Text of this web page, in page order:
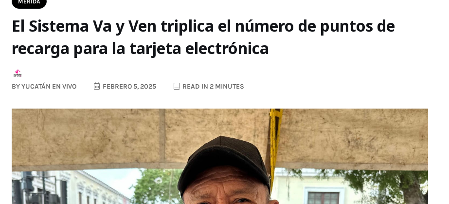
El Sistema Va y Ven triplica el número de puntos de
recarga para la tarjeta electrónica
BYYUCATÁN EN VIVO FEBRERO 5, 2025 READ IN 2 MINUTES